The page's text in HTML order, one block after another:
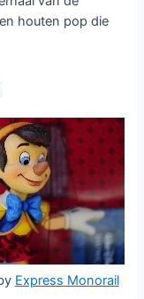
houten pop die
Express Monorail